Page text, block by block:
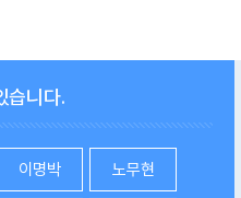
습니다.
이명박 노무현